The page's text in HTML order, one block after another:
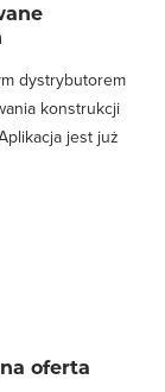
dystrybutorem
konstrukcji
jest już
oferta